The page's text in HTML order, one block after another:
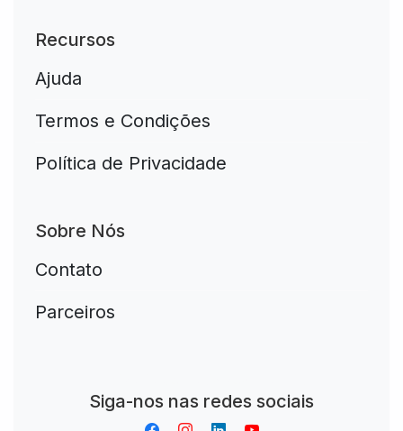
Recursos
Ajuda
Termos e Condições
Política de Privacidade
Sobre Nós
Contato
Parceiros
Siga-nos nas redes sociais